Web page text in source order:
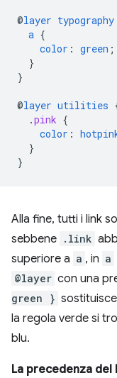
@layer typography
a {
color : green ;
}
}
@layer utilities
.pink {
color :
}
}
Alla fine, tutti i link
sebbene .link
superiore a a , in a
@layer con una
green } sostituisce
la regola verde si
blu.
La precedenza del